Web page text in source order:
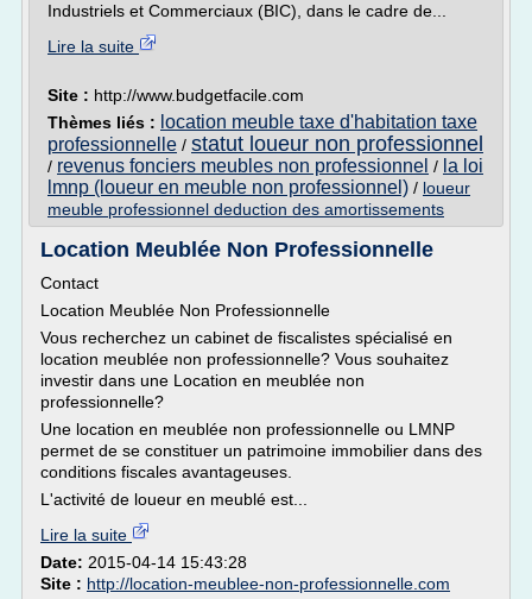
Industriels et Commerciaux (BIC), dans le cadre de...
Lire la suite
Site : http://www.budgetfacile.com
Thèmes liés : location meuble taxe d'habitation taxe
professionnelle / statut loueur non professionnel
/ revenus fonciers meubles non professionnel / la loi
lmnp (loueur en meuble non professionnel) / loueur
meuble professionnel deduction des amortissements
Location Meublée Non Professionnelle
Contact
Location Meublée Non Professionnelle
Vous recherchez un cabinet de fiscalistes spécialisé en
location meublée non professionnelle? Vous souhaitez
investir dans une Location en meublée non
professionnelle?
Une location en meublée non professionnelle ou LMNP
permet de se constituer un patrimoine immobilier dans des
conditions fiscales avantageuses.
L'activité de loueur en meublé est...
Lire la suite
Date: 2015-04-14 15:43:28
Site : http://location-meublee-non-professionnelle.com